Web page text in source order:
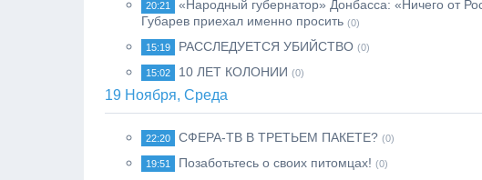
20:21 «Народный губернатор» Донбасса: «Ничего от
Губарев приехал именно просить (0)
15:19 РАССЛЕДУЕТСЯ УБИЙСТВО (0)
15:02 10 ЛЕТ КОЛОНИИ (0)
19 Ноября, Среда
22:20 СФЕРА-ТВ В ТРЕТЬЕМ ПАКЕТЕ? (0)
19:51 Позаботьтесь о своих питомцах! (0)